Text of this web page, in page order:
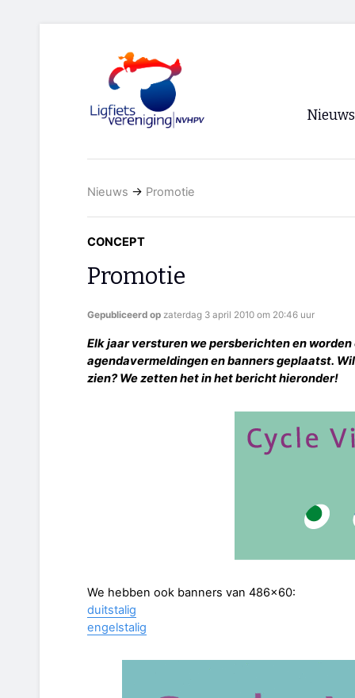
Nieuws
Nieuws → Promotie
CONCEPT
Promotie
Gepubliceerd op zaterdag 3 april 2010 om 20:46 uur
Elk jaar versturen we persberichten en
agendavermeldingen en banners geplaatst.
zien? We zetten het in het bericht hieronder!
We hebben ook banners van 486x60:
duitstalig
engelstalig